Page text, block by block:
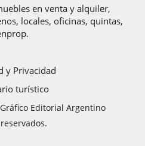
en venta y alquiler,
locales, oficinas, quintas,
y Privacidad
turístico
Editorial Argentino